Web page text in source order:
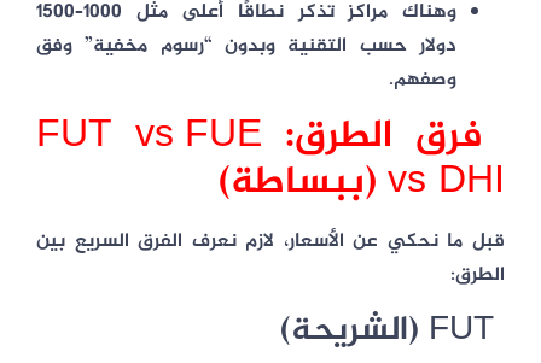
وهناك مراكز تذكر نطاقًا أعلى مثل
1000–1500
دولارحسب التقنية وبدون “رسوم مخفية” وفق
وصفهم.
فرق الطرق: FUT vs FUE
vs DHI (ببساطة)
قبل ما نحكي عن الأسعار، لازم نعرف الفرق السريع بين
الطرق: